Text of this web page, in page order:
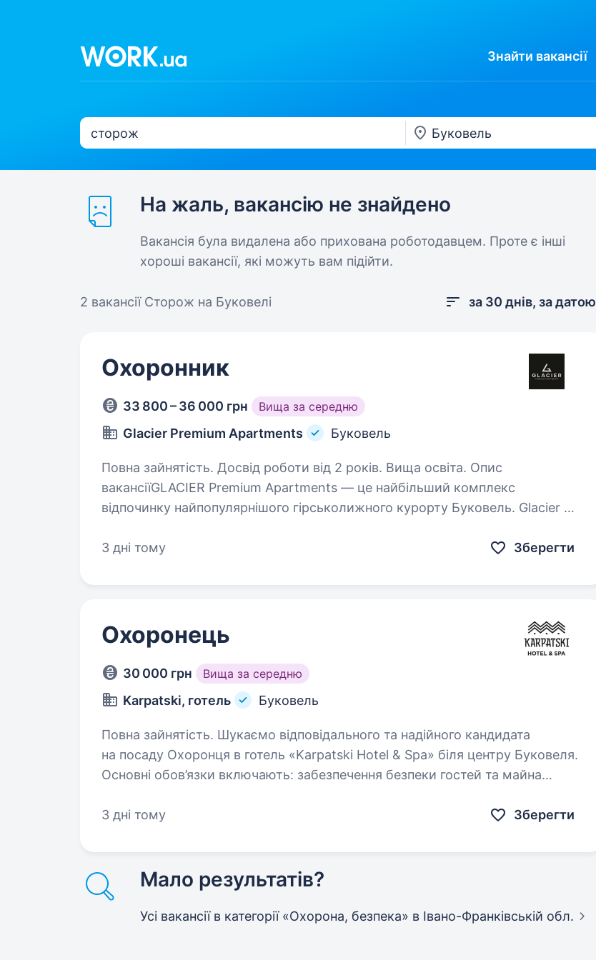
Знайти вакансії
На жаль, вакансію не знайдено
Вакансія була видалена або прихована роботодавцем. Проте є інші
хороші вакансії, які можуть вам підійти.
2 вакансії Сторож на Буковелі за 30 днів, за датою
Охоронник
33 800 – 36 000 грн Вища за середню
Glacier Premium Apartments Буковель
Повна зайнятість. Досвід роботи від 2 років. Вища освіта. Опис
вакансіїGLACIER Premium Apartments — це найбільший комплекс
відпочинку найпопулярнішого гірськолижного курорту Буковель. Glacier —
який…
3 дні тому Зберегти
Охоронець
30 000 грн Вища за середню
Karpatski, готель Буковель
Повна зайнятість. Шукаємо відповідального та надійного кандидата
на посаду Охоронця в готель «Karpatski Hotel & Spa» біля центру Буковеля.
Основні обов’язки включають: забезпечення безпеки гостей та майна
3 дні тому
Зберегти
Мало результатів?
Усі вакансії в категорії «Охорона, безпека» в Івано-Франківській обл.